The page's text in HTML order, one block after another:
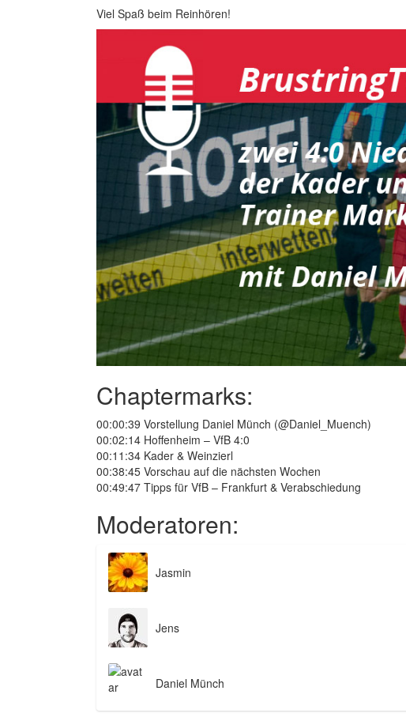
Viel Spaß beim Reinhören!
Chaptermarks:
00:00:39 Vorstellung Daniel Münch (@Daniel_Muench)
00:02:14 Hoffenheim – VfB 4:0
00:11:34 Kader & Weinzierl
00:38:45 Vorschau auf die nächsten Wochen
00:49:47 Tipps für VfB – Frankfurt & Verabschiedung
Moderatoren:
Jasmin
Jens
Daniel Münch